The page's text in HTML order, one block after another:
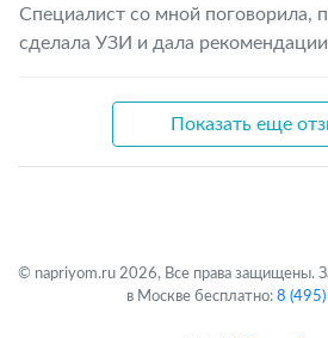
Специалист со мной поговорила,
сделала УЗИ и дала
Показать еще
© napriyom.ru 2026, Все права защищены.
в Москве бесплатно: 8